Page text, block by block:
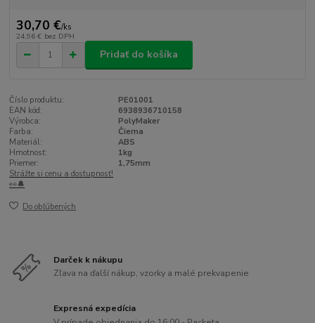
30,70 €/ks
24,96 € bez DPH
Pridať do košíka
Číslo produktu:
PE01001
EAN kód:
6938936710158
Výrobca:
PolyMaker
Farba:
Čierna
Materiál:
ABS
Hmotnosť:
1kg
Priemer:
1,75mm
Strážte si cenu a dostupnosť!
👀🔔
Do obľúbených
Darček k nákupu
Zľava na ďalší nákup, vzorky a malé prekvapenie
Expresná expedícia